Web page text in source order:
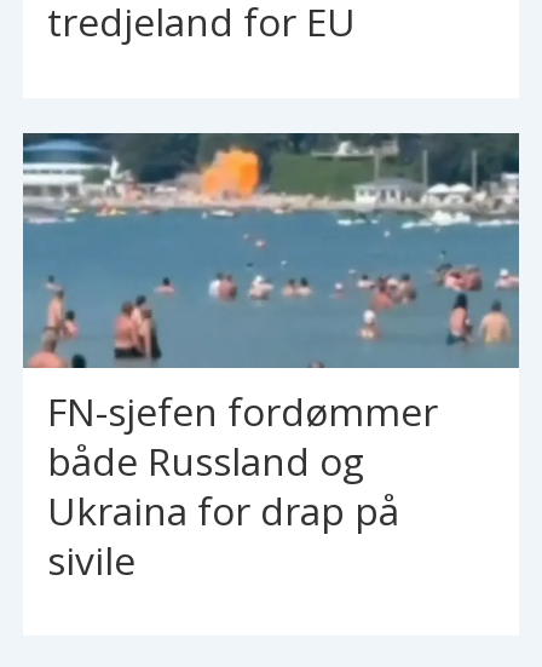
tredjeland for EU
FN-sjefen fordømmer
både Russland og
Ukraina for drap på
sivile